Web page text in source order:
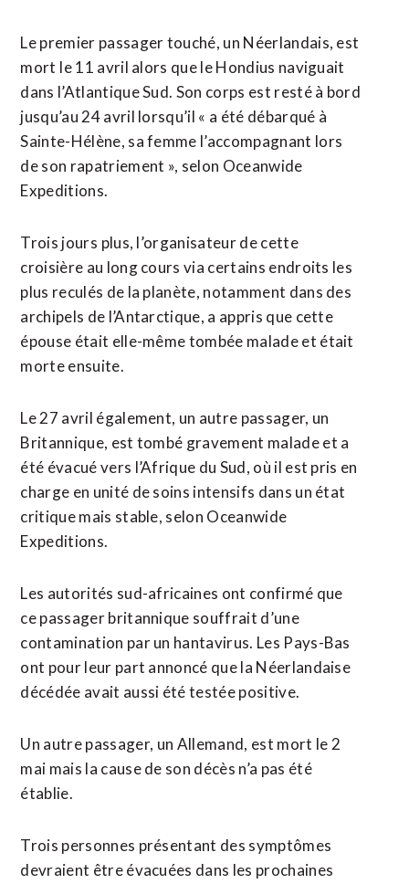
Le premier passager touché, un Néerlandais, est
mort ⁠le 11 avril alors que le Hondius naviguait
dans l’Atlantique Sud. Son corps est resté à bord
jusqu’au 24 avril lorsqu’il « a été débarqué à
Sainte-Hélène, sa femme l’accompagnant lors
de son rapatriement », selon Oceanwide
Expeditions.
Trois jours ⁠plus, l’organisateur de cette
croisière au long cours via certains endroits les
plus reculés de la planète, notamment dans des
archipels de l’Antarctique, a appris que cette
épouse était elle-même tombée malade et était
morte ensuite.
Le 27 avril également, un autre passager, un
Britannique, est tombé gravement malade et a
été évacué vers l’Afrique du Sud, où il est pris en
charge en unité de soins intensifs dans un état
critique mais stable, selon Oceanwide
Expeditions.
Les autorités sud-africaines ont confirmé que
ce passager britannique souffrait d’une
contamination par un hantavirus. Les Pays-Bas
ont pour leur part annoncé que la Néerlandaise
décédée avait aussi été testée positive.
Un autre passager, ⁠un Allemand, ‌est mort le 2
mai mais la cause de son décès n’a pas été
établie.
Trois personnes présentant des symptômes
devraient être évacuées dans les prochaines